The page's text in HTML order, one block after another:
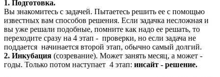
1. Подготовка.
Вы знакомитесь с задачей. Пытаетесь решить ее с помощью
известных вам способов решения. Если задачка несложная и
вы уже решали подобные, помните как надо ее решать, то
переходите сразу на 4 этап - проверки, но если задача не
поддается начинается второй этап, обычно самый долгий.
2. Инкубация (созревание). Может занять месяц, а может -
годы. Только потом наступает 4 этап: инсайт - решение.